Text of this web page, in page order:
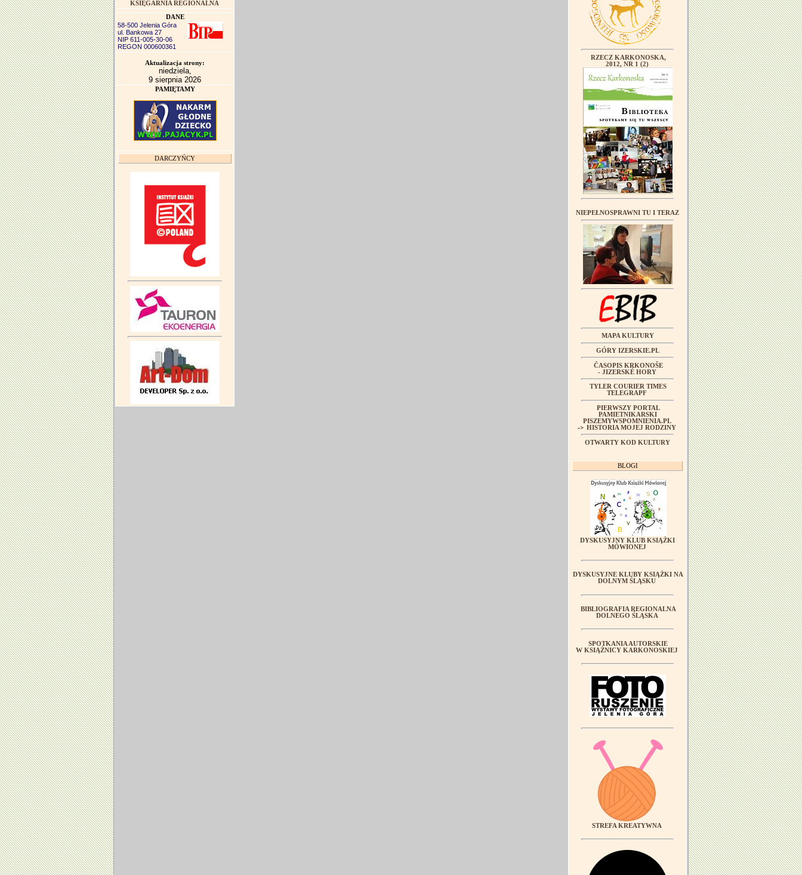
KSIĘGARNIA REGIONALNA
DANE
58-500 Jelenia Góra
ul. Bankowa 27
NIP 611-005-30-06
REGON 000600361
Aktualizacja strony:
niedziela,
9 sierpnia 2026
PAMIĘTAMY
DARCZYŃCY
RZECZ KARKONOSKA,
2012, NR 1 (2)
NIEPEŁNOSPRAWNI TU I TERAZ
MAPA KULTURY
GÓRY IZERSKIE.PL
ČASOPIS KRKONOŠE
- JIZERSKÉ HORY
TYLER COURIER TIMES
TELEGRAPF
PIERWSZY PORTAL
PAMIETNIKARSKI
PISZEMYWSPOMNIENIA.PL
-> HISTORIA MOJEJ RODZINY
OTWARTY KOD KULTURY
BLOGI
DYSKUSYJNY KLUB KSIĄŻKI
MÓWIONEJ
DYSKUSYJNE KLUBY KSIĄŻKI NA
DOLNYM ŚLĄSKU
BIBLIOGRAFIA REGIONALNA
DOLNEGO ŚLĄSKA
SPOTKANIA AUTORSKIE
W KSIĄŻNICY KARKONOSKIEJ
STREFA KREATYWNA